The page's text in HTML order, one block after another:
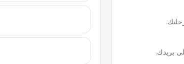
بريدك.